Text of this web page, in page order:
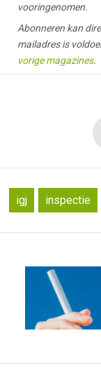
vooringenomen.
Abonneren kan
mailadres is
vorige magazines.
igj inspectie